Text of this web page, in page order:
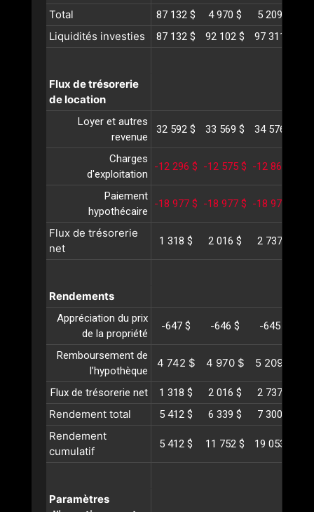
Total 87 132 $ 4 970 $ 5 209 $
Liquidités investies 87 132 $ 92 102 $ 97 311 $
Flux de trésorerie
de location
Loyer et autres
revenue
32 592 $ 33 569 $ 34 576 $
Charges
d'exploitation
-12 296 $ -12 575 $ -12 861 $
Paiement
hypothécaire
-18 977 $ -18 977 $ -18 977 $
Flux de trésorerie
net
1 318 $ 2 016 $ 2 737 $
Rendements
Appréciation du prix
de la propriété
-647 $ -646 $ -645 $
Remboursement de
l’hypothèque
4 742 $ 4 970 $ 5 209 $
Flux de trésorerie net 1 318 $ 2 016 $ 2 737 $
Rendement total 5 412 $ 6 339 $ 7 300 $
Rendement
cumulatif
5 412 $ 11 752 $ 19 053 $
Paramètres